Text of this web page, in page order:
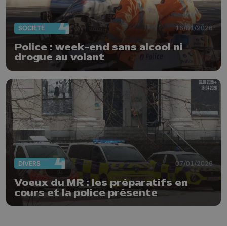
SOCIÉTÉ 16/01/2026
Police : week-end sans alcool ni
drogue au volant
DIVERS 07/01/2026
Voeux du MR : les préparatifs en
cours et la police présente